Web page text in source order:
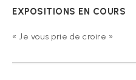
EXPOSITIONS EN COURS
« Je vous prie de croire »